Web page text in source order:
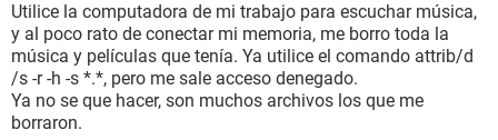
Utilice la computadora de mi trabajo para escuchar música,
y al poco rato de conectar mi memoria, me borro toda la
música y películas que tenía. Ya utilice el comando attrib/d
/s -r -h -s *.*, pero me sale acceso denegado.
Ya no se que hacer, son muchos archivos los que me
borraron.